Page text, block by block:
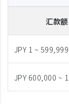
汇款额
JPY 1 ~ 599,999
JPY 600,000 ~